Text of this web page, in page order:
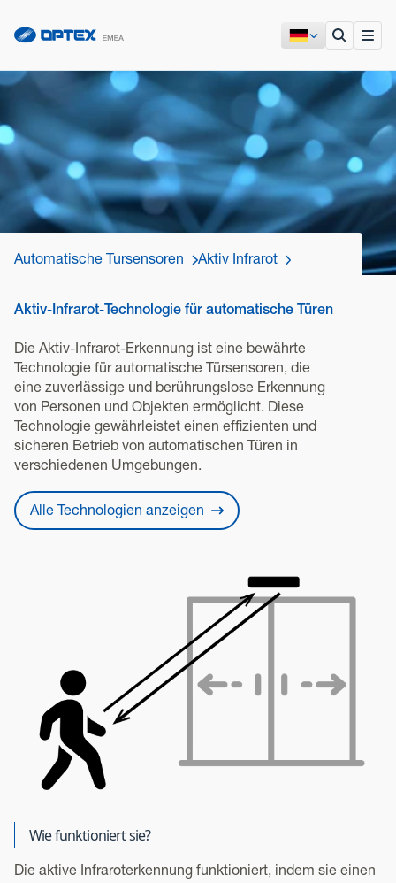
Automatische Tursensoren Aktiv Infrarot
Aktiv-Infrarot-Technologie für automatische Türen
Die Aktiv-Infrarot-Erkennung ist eine bewährte
Technologie für automatische Türsensoren, die
eine zuverlässige und berührungslose Erkennung
von Personen und Objekten ermöglicht. Diese
Technologie gewährleistet einen effizienten und
sicheren Betrieb von automatischen Türen in
verschiedenen Umgebungen.
Alle Technologien anzeigen
Wie funktioniert sie?
Die aktive Infraroterkennung funktioniert, indem sie einen